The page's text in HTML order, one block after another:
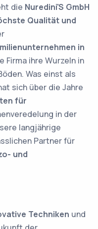
die Nuredini'S GmbH
Qualität und
in
Firma ihre Wurzeln in
Was einst als
sich über die Jahre
für
in der
langjährige
Partner für
und
Techniken und